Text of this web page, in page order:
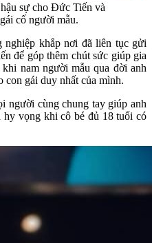
sự cho Đức Tiến và
cố người mẫu.
khắp nơi đã liên tục gửi
để góp thêm chút sức giúp gia
nam người mẫu qua đời anh
con gái duy nhất của mình.
người cùng chung tay giúp anh
hy vọng khi cô bé đủ 18 tuổi có